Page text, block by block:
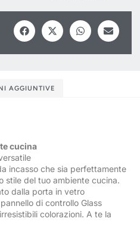
AGGIUNTIVE
cucina
incasso che sia perfettamente
stile del tuo ambiente cucina.
dalla porta in vetro
di controllo Glass
colorazioni. A te la